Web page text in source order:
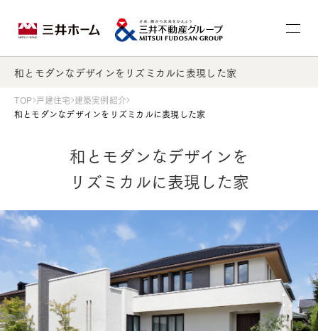
和とモダンなデザインをリズミカルに表現した家
TOP 戸建住宅 建築実例紹介
和とモダンなデザインをリズミカルに表現した家
和とモダンなデザインを
リズミカルに表現した家